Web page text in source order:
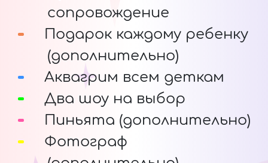
сопровождение
Подарок каждому ребенку
(дополнительно)
Аквагрим всем деткам
Два шоу на выбор
Пиньята (дополнительно)
Фотограф